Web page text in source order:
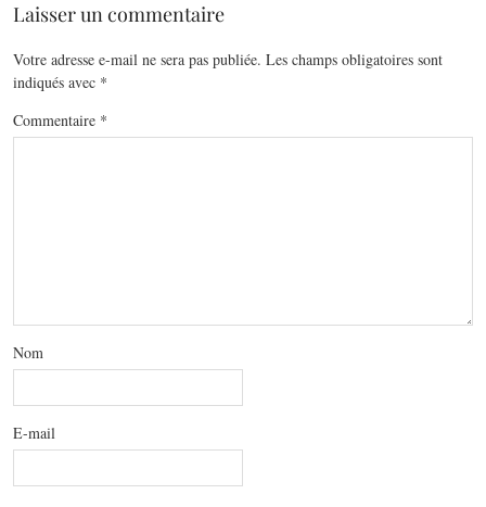
Laisser un commentaire
Votre adresse e-mail ne sera pas publiée. Les champs obligatoires sont
indiqués avec *
Commentaire *
Nom
E-mail